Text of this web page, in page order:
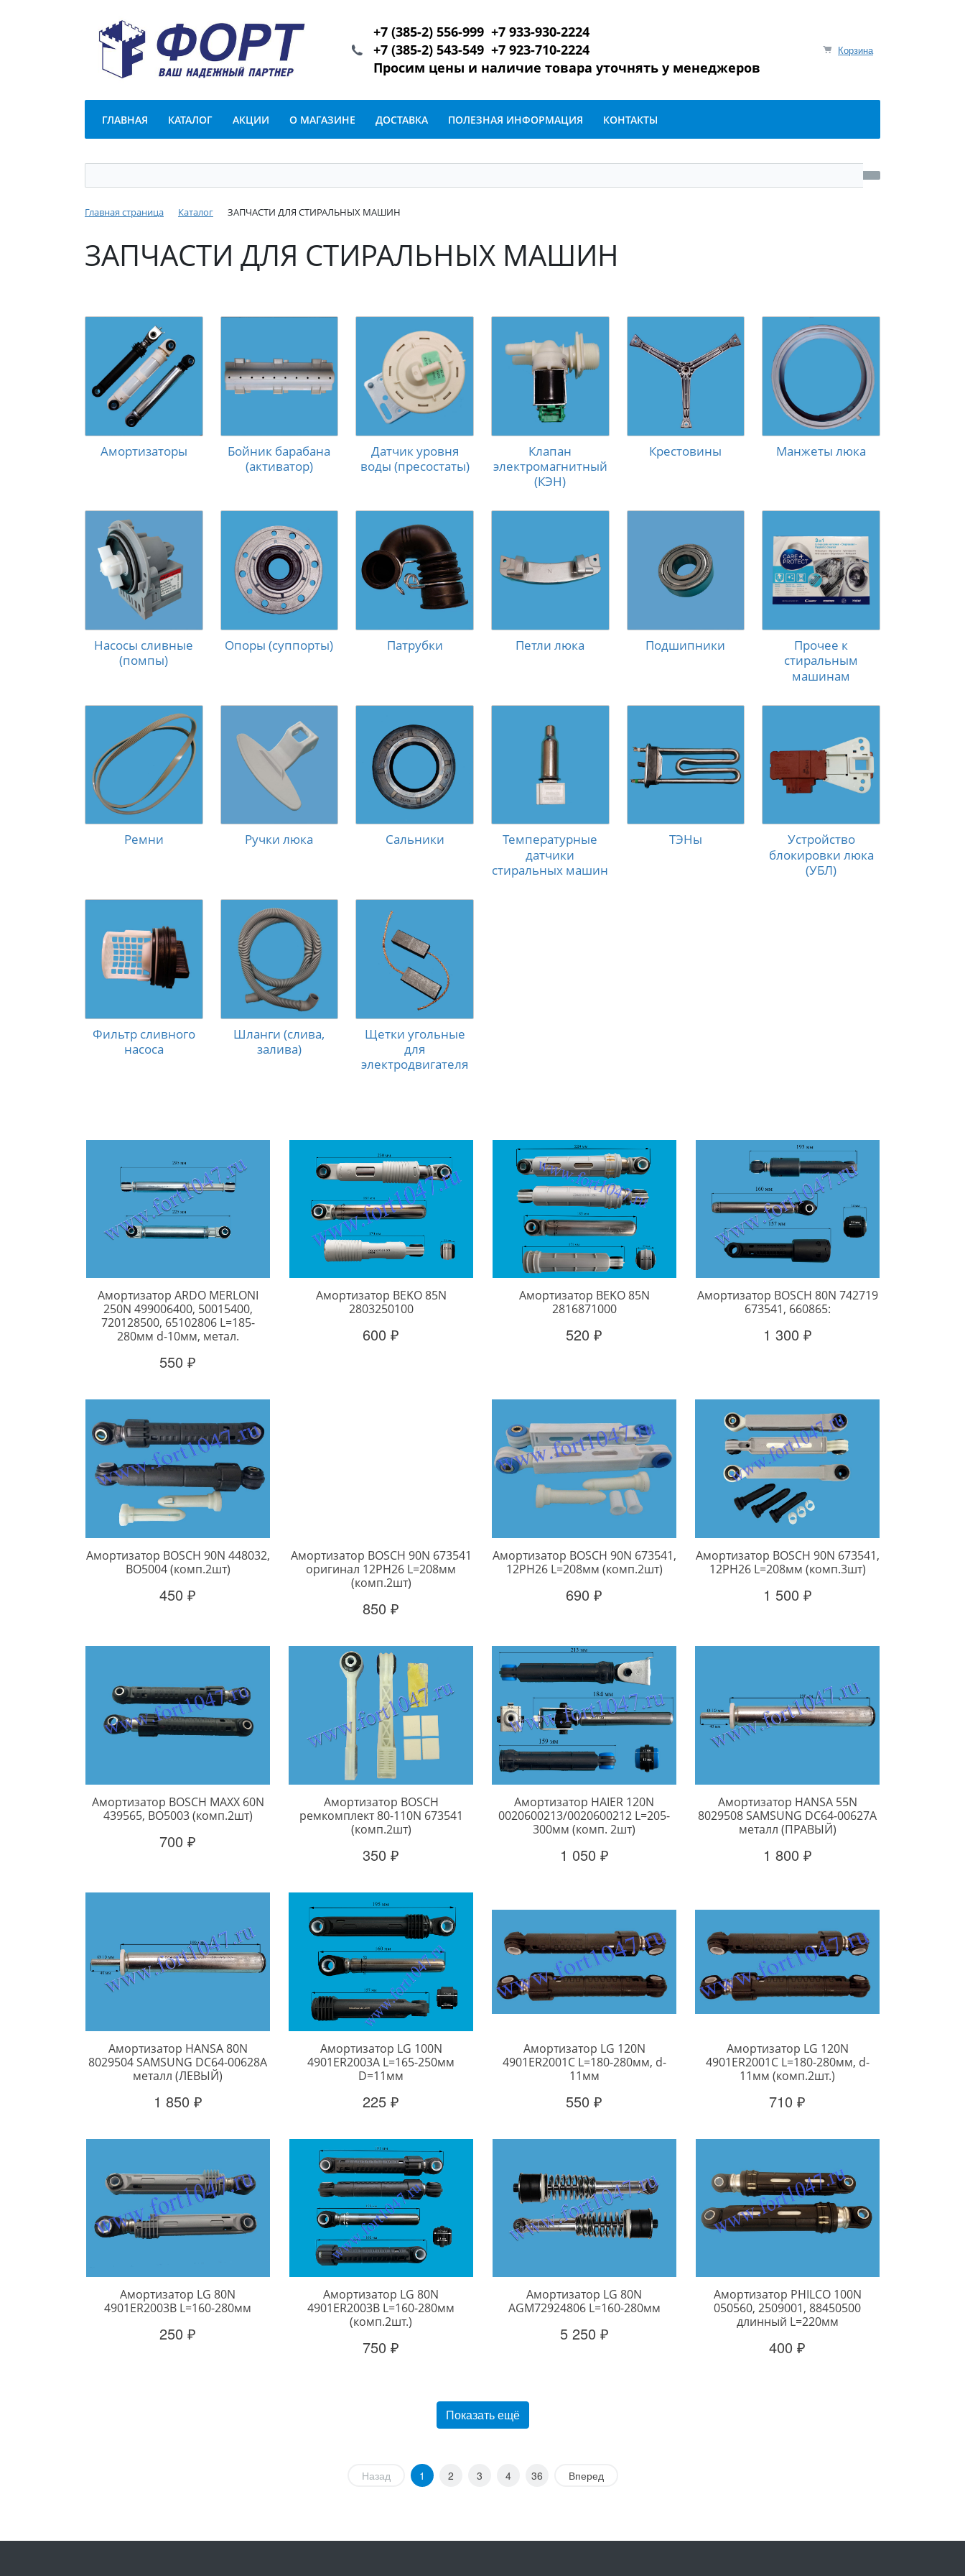
Корзина
+7 (385-2) 556-999 +7 933-930-2224
+7 (385-2) 543-549 +7 923-710-2224
Просим цены и наличие товара уточнять у менеджеров
ГЛАВНАЯ КАТАЛОГ АКЦИИ О МАГАЗИНЕ ДОСТАВКА ПОЛЕЗНАЯ ИНФОРМАЦИЯ КОНТАКТЫ
Главная страница Каталог ЗАПЧАСТИ ДЛЯ СТИРАЛЬНЫХ МАШИН
ЗАПЧАСТИ ДЛЯ СТИРАЛЬНЫХ МАШИН
Амортизаторы
Бойник барабана
(активатор)
Датчик уровня
воды (пресостаты)
Клапан
электромагнитный
(КЭН)
Крестовины Манжеты люка
Насосы сливные
(помпы)
Опоры (суппорты) Патрубки Петли люка Подшипники
Прочее к
стиральным
машинам
Ремни Ручки люка Сальники
Температурные
датчики
стиральных машин
ТЭНы
Устройство
блокировки люка
(УБЛ)
Фильтр сливного
насоса
Шланги (слива,
залива)
Щетки угольные
для
электродвигателя
Амортизатор ARDO MERLONI
250N 499006400, 50015400,
720128500, 65102806 L=185-
280мм d-10мм, метал.
550 ₽
Амортизатор BEKO 85N
2803250100
600 ₽
Амортизатор BEKO 85N
2816871000
520 ₽
Амортизатор BOSCH 80N 742719
673541, 660865:
1 300 ₽
Амортизатор BOSCH 90N 448032,
BO5004 (комп.2шт)
450 ₽
Амортизатор BOSCH 90N 673541
оригинал 12PH26 L=208мм
(комп.2шт)
850 ₽
Амортизатор BOSCH 90N 673541,
12PH26 L=208мм (комп.2шт)
690 ₽
Амортизатор BOSCH 90N 673541,
12PH26 L=208мм (комп.3шт)
1 500 ₽
Амортизатор BOSCH MAXX 60N
439565, BO5003 (комп.2шт)
700 ₽
Амортизатор BOSCH
ремкомплект 80-110N 673541
(комп.2шт)
350 ₽
Амортизатор HAIER 120N
0020600213/0020600212 L=205-
300мм (комп. 2шт)
1 050 ₽
Амортизатор HANSA 55N
8029508 SAMSUNG DC64-00627A
металл (ПРАВЫЙ)
1 800 ₽
Амортизатор HANSA 80N
8029504 SAMSUNG DC64-00628A
металл (ЛЕВЫЙ)
1 850 ₽
Амортизатор LG 100N
4901ER2003A L=165-250мм
D=11мм
225 ₽
Амортизатор LG 120N
4901ER2001C L=180-280мм, d-
11мм
550 ₽
Амортизатор LG 120N
4901ER2001C L=180-280мм, d-
11мм (комп.2шт.)
710 ₽
Амортизатор LG 80N
4901ER2003B L=160-280мм
250 ₽
Амортизатор LG 80N
4901ER2003B L=160-280мм
(комп.2шт.)
750 ₽
Амортизатор LG 80N
AGM72924806 L=160-280мм
5 250 ₽
Амортизатор PHILCO 100N
050560, 2509001, 88450500
длинный L=220мм
400 ₽
Показать ещё
Назад 1 2 3 4 36 Вперед